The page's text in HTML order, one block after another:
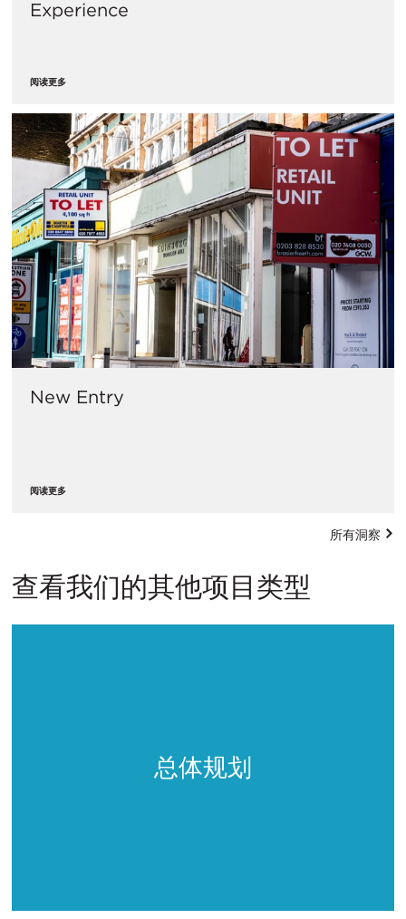
Experience
阅读更多
New Entry
阅读更多
所有洞察
查看我们的其他项目类型
总体规划